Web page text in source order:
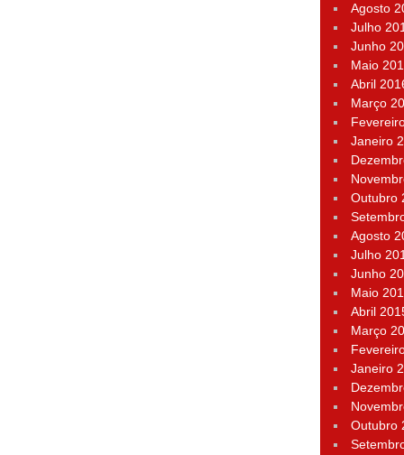
Agosto
Julho
Junho
Maio
Abril
Março
Janeiro
Outubro
Agosto
Julho
Junho
Maio
Abril
Março
Janeiro
Outubro